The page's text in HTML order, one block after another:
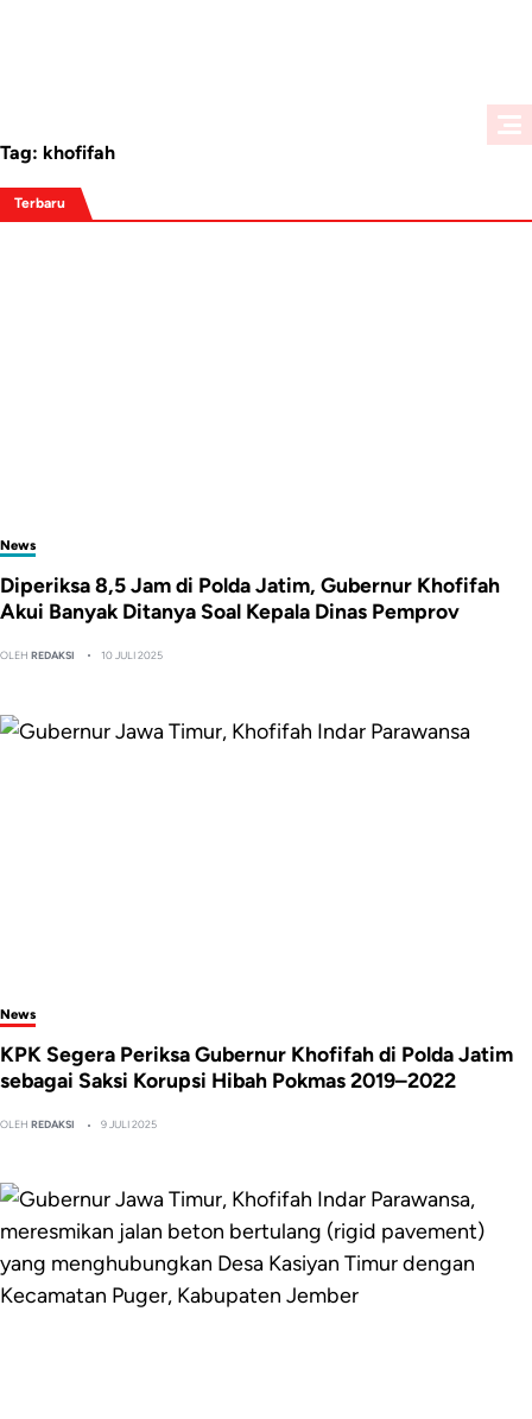
Tag:khofifah
Terbaru
News
Diperiksa 8,5 Jam di Polda Jatim, Gubernur Khofifah
Akui Banyak Ditanya Soal Kepala Dinas Pemprov
OLEHREDAKSI 10 JULI 2025
News
KPK Segera Periksa Gubernur Khofifah di Polda Jatim
sebagai Saksi Korupsi Hibah Pokmas 2019–2022
OLEHREDAKSI 9 JULI 2025